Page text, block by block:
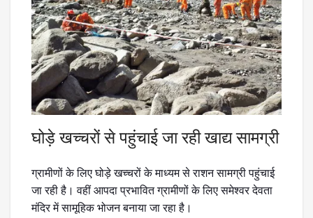
घोड़े खच्चरों से पहुंचाई जा रही खाद्य सामग्री
ग्रामीणों के लिए घोड़े खच्चरों के माध्यम से राशन सामग्री पहुंचाई
जा रही है। वहीं आपदा प्रभावित ग्रामीणों के लिए समेश्वर देवता
मंदिर में सामूहिक भोजन बनाया जा रहा है।